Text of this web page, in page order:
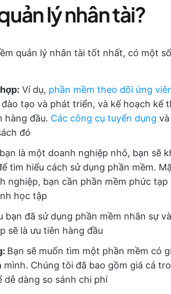
lý nhân tài?
quản lý nhân tài tốt nhất, có một
Ví dụ, phần mềm theo dõi ứng
đào tạo và phát triển, và kế hoạch kế
hàng đầu. Các công cụ tuyển dụng và
đó
là một doanh nghiệp nhỏ, bạn sẽ
tìm hiểu cách sử dụng phần mềm.
nghiệp, bạn cần phần mềm phức tạp
học tập
bạn đã sử dụng phần mềm nhân sự
sẽ là ưu tiên hàng đầu
Bạn sẽ muốn tìm một phần mềm có
mình. Chúng tôi đã bao gồm giá cả
dễ dàng so sánh chi phí